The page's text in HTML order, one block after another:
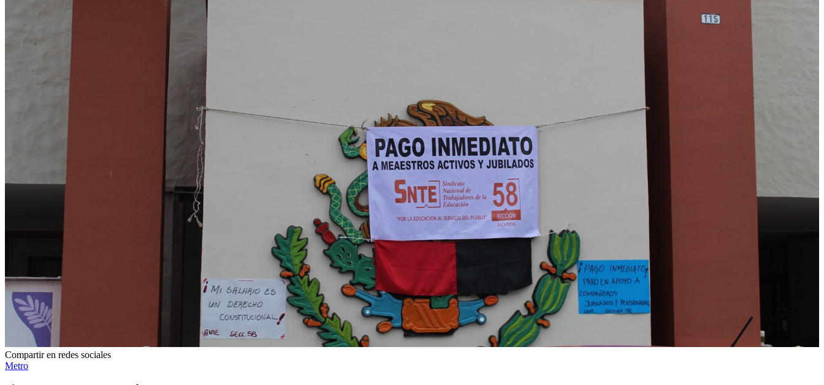
Compartir en redes sociales
Metro